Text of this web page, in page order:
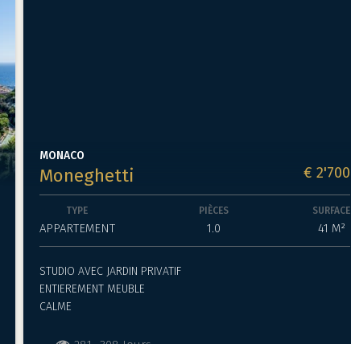
MONACO
Moneghetti € 2'700
TYPE
APPARTEMENT
PIÈCES
1.0
SURFACE
41 M²
STUDIO AVEC JARDIN PRIVATIF
ENTIEREMENT MEUBLE
CALME